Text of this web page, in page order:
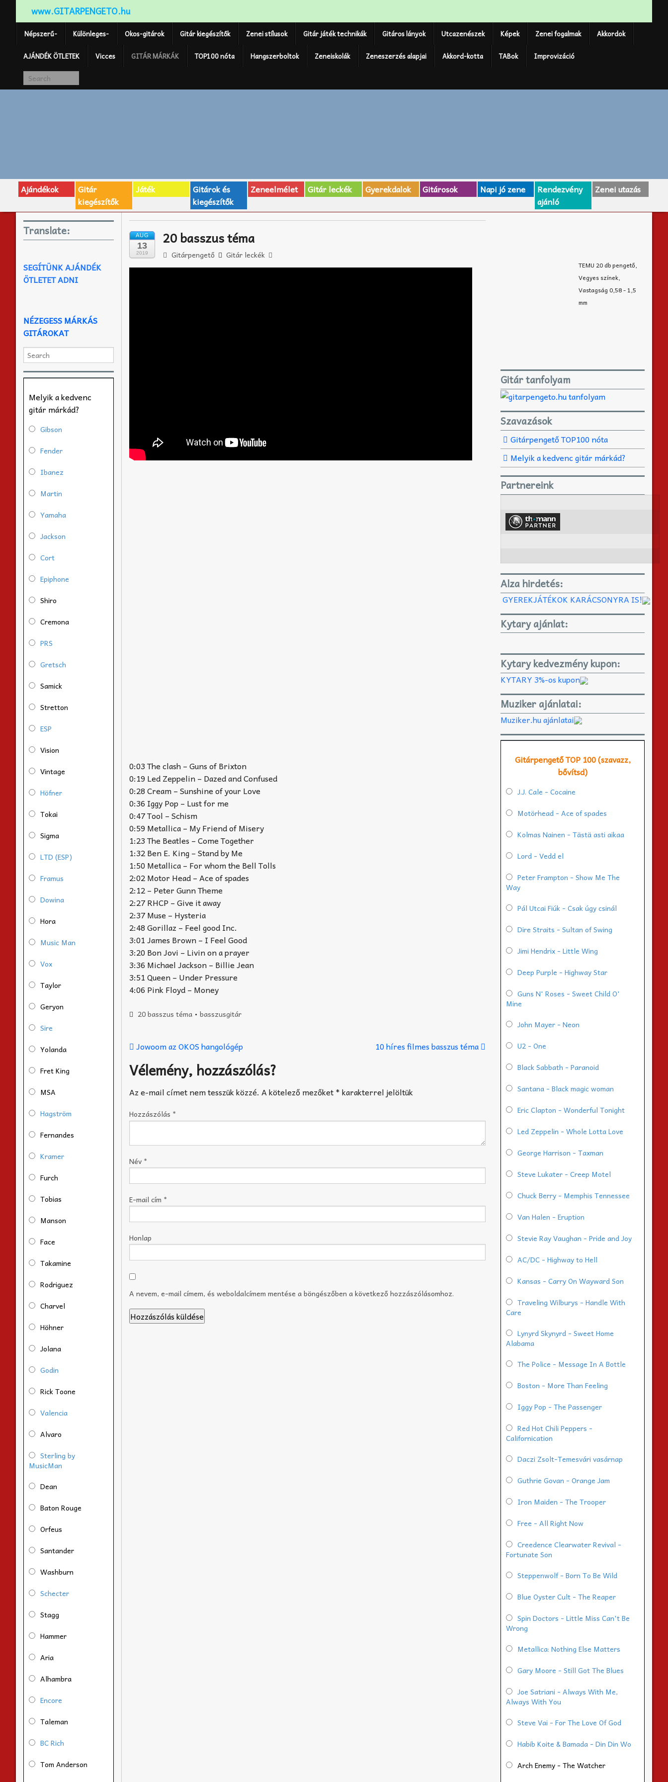
www.GITARPENGETO.hu
Népszerű- Különleges- Okos-gitárok Gitár kiegészítők Zenei stílusok Gitár játék technikák Gitáros lányok Utcazenészek Képek Zenei fogalmak Akkordok
AJÁNDÉK ÖTLETEK Vicces GITÁR MÁRKÁK TOP100 nóta Hangszerboltok Zeneiskolák Zeneszerzés alapjai Akkord-kotta TABok Improvizáció
Ajándékok
Gitár
kiegészítők
Játék
Gitárok és
kiegészítők
Zeneelmélet Gitár leckék Gyerekdalok Gitárosok Napi jó zene
Rendezvény
ajánló
Zenei utazás
AUG
13
2019
20 basszus téma
Gitárpengető Gitár leckék
0:03 The clash – Guns of Brixton
0:19 Led Zeppelin – Dazed and Confused
0:28 Cream – Sunshine of your Love
0:36 Iggy Pop – Lust for me
0:47 Tool – Schism
0:59 Metallica – My Friend of Misery
1:23 The Beatles – Come Together
1:32 Ben E. King – Stand by Me
1:50 Metallica – For whom the Bell Tolls
2:02 Motor Head – Ace of spades
2:12 – Peter Gunn Theme
2:27 RHCP – Give it away
2:37 Muse – Hysteria
2:48 Gorillaz – Feel good Inc.
3:01 James Brown – I Feel Good
3:20 Bon Jovi – Livin on a prayer
3:36 Michael Jackson – Billie Jean
3:51 Queen – Under Pressure
4:06 Pink Floyd – Money
20 basszus téma• basszusgitár
Jowoom az OKOS hangológép 10 híres filmes basszus téma
Vélemény, hozzászólás?
Az e-mail címet nem tesszük közzé. A kötelező mezőket*karakterrel jelöltük
Hozzászólás *
Név *
E-mail cím *
Honlap
A nevem, e-mail címem, és weboldalcímem mentése a böngészőben a következő hozzászólásomhoz.
Translate:
SEGÍTÜNK AJÁNDÉK
ÖTLETET ADNI
NÉZEGESS MÁRKÁS
GITÁROKAT
Melyik a kedvenc
gitár márkád?
Gibson
Fender
Ibanez
Martin
Yamaha
Jackson
Cort
Epiphone
Shiro
Cremona
PRS
Gretsch
Samick
Stretton
ESP
Vision
Vintage
Höfner
Tokai
Sigma
LTD (ESP)
Framus
Dowina
Hora
Music Man
Vox
Taylor
Geryon
Sire
Yolanda
Fret King
MSA
Hagström
Fernandes
Kramer
Furch
Tobias
Manson
Face
Takamine
Rodriguez
Charvel
Höhner
Jolana
Godin
Rick Toone
Valencia
Alvaro
Sterling by
MusicMan
Dean
Baton Rouge
Orfeus
Santander
Washburn
Schecter
Stagg
Hammer
Aria
Alhambra
Encore
Taleman
BC Rich
Tom Anderson
TEMU 20 db pengető,
Vegyes színek,
Vastagság 0,58 - 1,5
mm
Gitár tanfolyam
Szavazások
Gitárpengető TOP100 nóta
Melyik a kedvenc gitár márkád?
Partnereink
Alza hirdetés:
GYEREKJÁTÉKOK KARÁCSONYRA IS!
Kytary ajánlat:
Kytary kedvezmény kupon:
KYTARY 3%-os kupon
Muziker ajánlatai:
Muziker.hu ajánlatai
Gitárpengető TOP 100 (szavazz,
bővítsd)
J.J. Cale - Cocaine
Motörhead - Ace of spades
Kolmas Nainen - Tästä asti aikaa
Lord - Vedd el
Peter Frampton - Show Me The
Way
Pál Utcai Fiúk - Csak úgy csinál
Dire Straits - Sultan of Swing
Jimi Hendrix - Little Wing
Deep Purple - Highway Star
Guns N' Roses - Sweet Child O'
Mine
John Mayer - Neon
U2 - One
Black Sabbath - Paranoid
Santana - Black magic woman
Eric Clapton - Wonderful Tonight
Led Zeppelin - Whole Lotta Love
George Harrison - Taxman
Steve Lukater - Creep Motel
Chuck Berry - Memphis Tennessee
Van Halen - Eruption
Stevie Ray Vaughan - Pride and Joy
AC/DC - Highway to Hell
Kansas - Carry On Wayward Son
Traveling Wilburys - Handle With
Care
Lynyrd Skynyrd - Sweet Home
Alabama
The Police - Message In A Bottle
Boston - More Than Feeling
Iggy Pop - The Passenger
Red Hot Chili Peppers -
Californication
Daczi Zsolt-Temesvári vasárnap
Guthrie Govan - Orange Jam
Iron Maiden - The Trooper
Free - All Right Now
Creedence Clearwater Revival -
Fortunate Son
Steppenwolf - Born To Be Wild
Blue Oyster Cult - The Reaper
Spin Doctors - Little Miss Can't Be
Wrong
Metallica: Nothing Else Matters
Gary Moore - Still Got The Blues
Joe Satriani - Always With Me,
Always With You
Steve Vai - For The Love Of God
Habib Koite & Bamada - Din Din Wo
Arch Enemy - The Watcher